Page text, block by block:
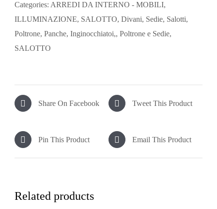
Categories: ARREDI DA INTERNO - MOBILI,
ILLUMINAZIONE, SALOTTO, Divani, Sedie, Salotti,
Poltrone, Panche, Inginocchiatoi,, Poltrone e Sedie,
SALOTTO
Share On Facebook Tweet This Product
Pin This Product Email This Product
Related products